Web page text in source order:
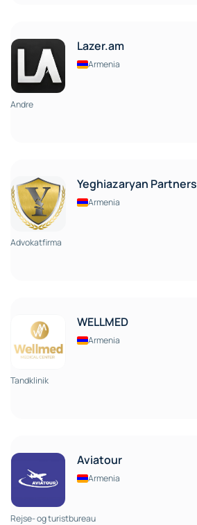
Lazer.am
Armenia
Andre
Yeghiazaryan Partners
Armenia
Advokatfirma
WELLMED
Armenia
Tandklinik
Aviatour
Armenia
Rejse- og turistbureau